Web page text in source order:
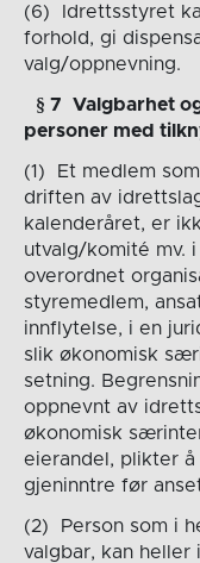
(6) Idrettsstyret
forhold, gi
valg/oppnevning.
§ 7
Valgbarhet
personer med
(1) Et medlem
driften av
kalenderåret, er
utvalg/komité mv.
overordnet
styremedlem,
innflytelse, i en
slik økonomisk
setning.
oppnevnt av
økonomisk
eierandel, plikter
gjeninntre før
(2) Person som i
valgbar, kan heller